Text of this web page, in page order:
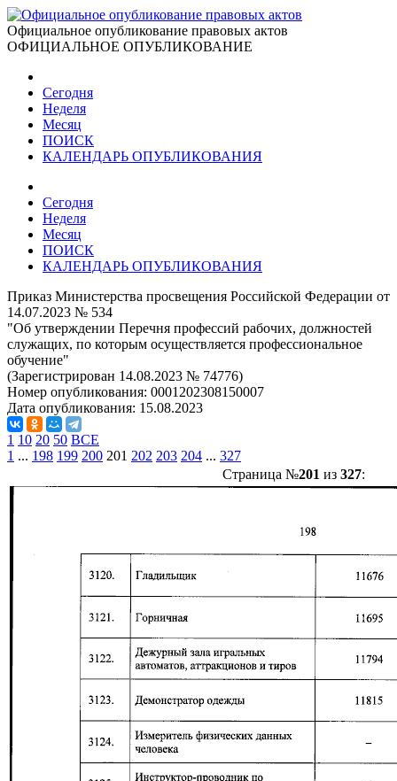
Официальное опубликование правовых актов
ОФИЦИАЛЬНОЕ ОПУБЛИКОВАНИЕ
Сегодня
Неделя
Месяц
ПОИСК
КАЛЕНДАРЬ ОПУБЛИКОВАНИЯ
Сегодня
Неделя
Месяц
ПОИСК
КАЛЕНДАРЬ ОПУБЛИКОВАНИЯ
Приказ Министерства просвещения Российской Федерации от
14.07.2023 № 534
"Об утверждении Перечня профессий рабочих, должностей
служащих, по которым осуществляется профессиональное
обучение"
(Зарегистрирован 14.08.2023 № 74776)
Номер опубликования: 0001202308150007
Дата опубликования: 15.08.2023
1 10 20 50 ВСЕ
1 ... 198 199 200 201 202 203 204 ... 327
Страница №201 из 327: